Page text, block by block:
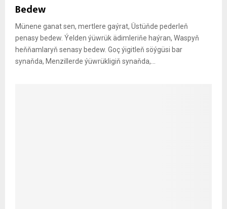
Bedew
Münene ganat sen, mertlere gaýrat, Üstüňde pederleň
penasy bedew. Ýelden ýüwrük ädimleriňe haýran, Waspyň
heňňamlaryň senasy bedew. Goç ýigitleň söýgüsi bar
synaňda, Menzillerde ýüwrükligiň synaňda,...